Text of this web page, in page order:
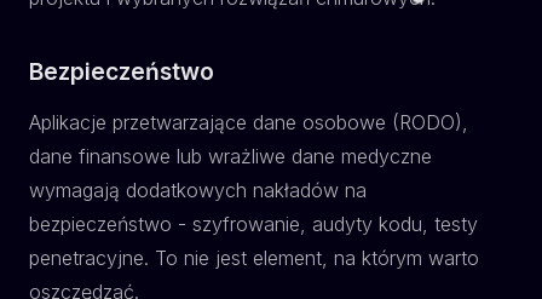
Bezpieczeństwo
Aplikacje przetwarzające dane osobowe (RODO),
dane finansowe lub wrażliwe dane medyczne
wymagają dodatkowych nakładów na
bezpieczeństwo - szyfrowanie, audyty kodu, testy
penetracyjne. To nie jest element, na którym warto
oszczędzać.